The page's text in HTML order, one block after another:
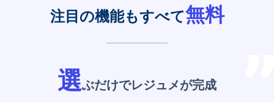
注目の機能もすべて無料
選ぶだけでレジュメが完成